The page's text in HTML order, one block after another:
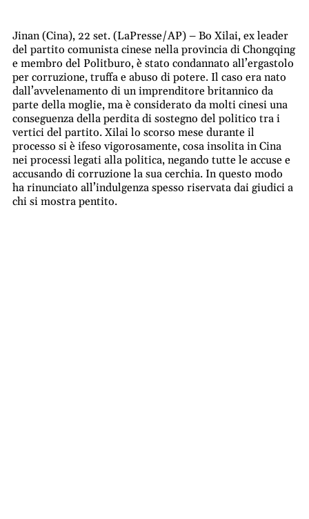
Jinan (Cina), 22 set. (LaPresse/AP) – Bo Xilai, ex leader
del partito comunista cinese nella provincia di Chongqing
e membro del Politburo, è stato condannato all’ergastolo
per corruzione, truffa e abuso di potere. Il caso era nato
dall’avvelenamento di un imprenditore britannico da
parte della moglie, ma è considerato da molti cinesi una
conseguenza della perdita di sostegno del politico tra i
vertici del partito. Xilai lo scorso mese durante il
processo si è ifeso vigorosamente, cosa insolita in Cina
nei processi legati alla politica, negando tutte le accuse e
accusando di corruzione la sua cerchia. In questo modo
ha rinunciato all’indulgenza spesso riservata dai giudici a
chi si mostra pentito.